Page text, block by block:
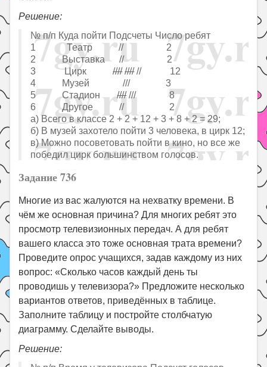
Решение:
№ п/п Куда пойти Подсчеты Число ребят
1 Театр // 2
2 Выставка // 2
3 Цирк//// ////// 12
4 Музей /// 3
5 Стадион/////// 8
6 Другое // 2
а) Всего в классе 2 + 2 + 12 + 3 + 8 + 2 = 29;
б) В музей захотело пойти 3 человека, в цирк 12;
в) Можно посоветовать пойти в кино, но все же
победил цирк большинством голосов.
Задание 736
Многие из вас жалуются на нехватку времени. В
чём же основная причина? Для многих ребят это
просмотр телевизионных передач. А для ребят
вашего класса это тоже основная трата времени?
Проведите опрос учащихся, задав каждому из них
вопрос: «Сколько часов каждый день ты
проводишь у телевизора?» Предложите несколько
вариантов ответов, приведённых в таблице.
Заполните таблицу и постройте столбчатую
диаграмму. Сделайте выводы.
Решение: